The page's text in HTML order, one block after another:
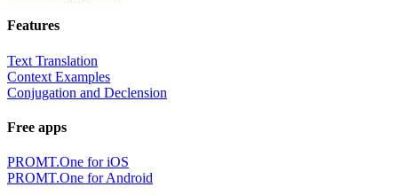
Features
Text Translation
Context Examples
Conjugation and Declension
Free apps
PROMT.One for iOS
PROMT.One for Android